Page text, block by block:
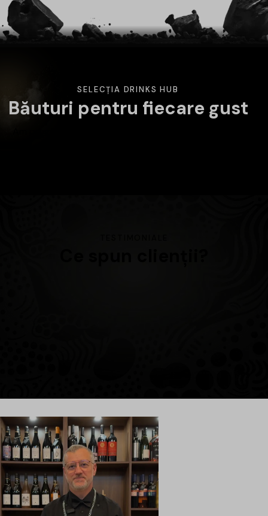
SELECȚIA DRINKS HUB
Băuturi pentru fiecare gust